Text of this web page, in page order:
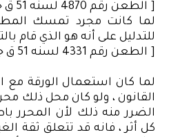
[ الطعن رقم 4870 لسنه 51 ق جلسة 9/3/1982 ]
لما كانت مجرد تمسك
للتدليل على أنه هو الذي قام
[ الطعن رقم 4331 لسنه 51 ق جلسة 3/2/1982 ]
لما كان استعمال الورقة مع
القانون ، ولو كان محل ذلك
الضرر منه ذلك لأن المحرر
كل أثر ، فانه قد تتعلق ثقة